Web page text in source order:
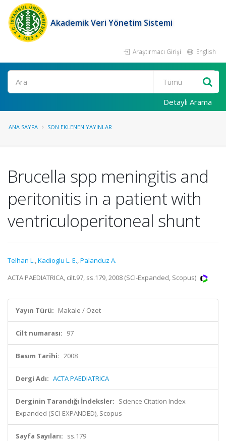
Akademik Veri Yönetim Sistemi
Araştırmacı Girişi English
Ara
Detaylı Arama
ANA SAYFA SON EKLENEN YAYINLAR
Brucella spp meningitis and
peritonitis in a patient with
ventriculoperitoneal shunt
Telhan L.,Kadioglu L. E.,Palanduz A.
ACTA PAEDIATRICA, cilt.97, ss.179, 2008 (SCI-Expanded, Scopus)
Yayın Türü: Makale / Özet
Cilt numarası: 97
Basım Tarihi: 2008
Dergi Adı: ACTA PAEDIATRICA
Derginin Tarandığı İndeksler: Science Citation Index
Expanded (SCI-EXPANDED), Scopus
Sayfa Sayıları: ss.179